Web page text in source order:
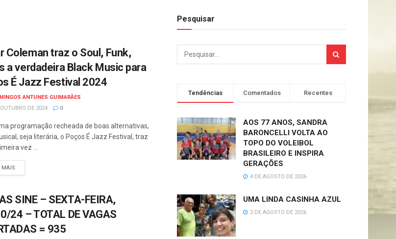
Coleman traz o Soul, Funk,
a verdadeira Black Music para
É Jazz Festival 2024
ANTUNES GUIMARÃES
DE 2024
0
programação recheada de boas alternativas,
seja literária, o Poços É Jazz Festival, traz
vez ...
MAIS
SINE – SEXTA-FEIRA,
24 – TOTAL DE VAGAS
= 935
Pesquisar
Tendências Comentados Recentes
AOS 77 ANOS, SANDRA
BARONCELLI VOLTA AO
TOPO DO VOLEIBOL
BRASILEIRO E INSPIRA
GERAÇÕES
4 DE AGOSTO DE 2026
UMA LINDA CASINHA AZUL
2 DE AGOSTO DE 2026